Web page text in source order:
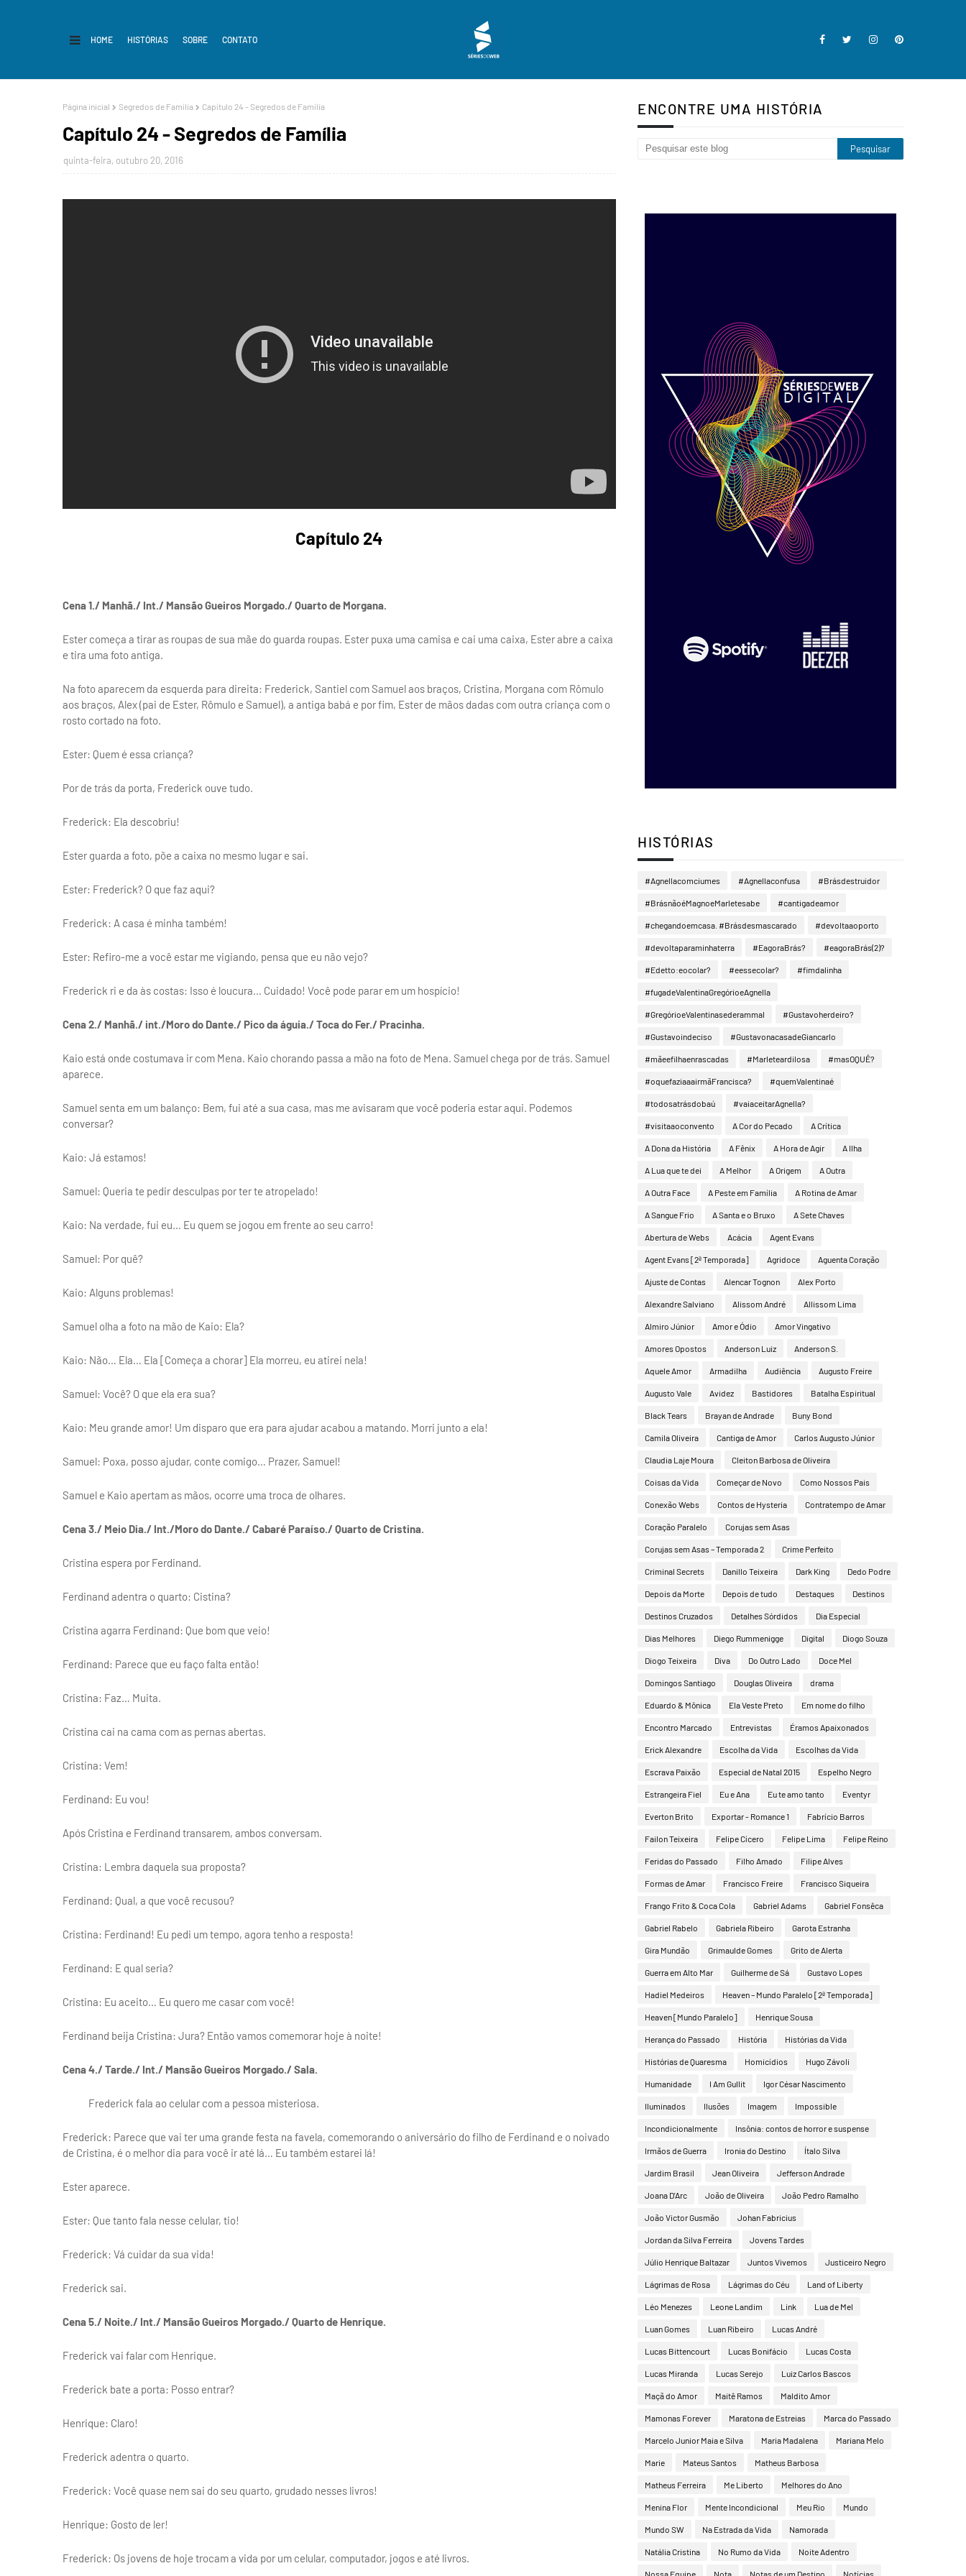
HOME HISTÓRIAS SOBRE CONTATO
Página inicial Segredos de Família Capítulo 24 - Segredos de Família
Capítulo 24 - Segredos de Família
quinta-feira, outubro 20, 2016
Capítulo 24
Cena 1./ Manhã./ Int./ Mansão Gueiros Morgado./ Quarto de Morgana.
Ester começa a tirar as roupas de sua mãe do guarda roupas. Ester puxa uma camisa e cai uma caixa, Ester abre a caixa
e tira uma foto antiga.
Na foto aparecem da esquerda para direita: Frederick, Santiel com Samuel aos braços, Cristina, Morgana com Rômulo
aos braços, Alex (pai de Ester, Rômulo e Samuel), a antiga babá e por fim, Ester de mãos dadas com outra criança com o
rosto cortado na foto.
Ester: Quem é essa criança?
Por de trás da porta, Frederick ouve tudo.
Frederick: Ela descobriu!
Ester guarda a foto, põe a caixa no mesmo lugar e sai.
Ester: Frederick? O que faz aqui?
Frederick: A casa é minha também!
Ester: Refiro-me a você estar me vigiando, pensa que eu não vejo?
Frederick ri e da às costas: Isso é loucura… Cuidado! Você pode parar em um hospício!
Cena 2./ Manhã./ int./Moro do Dante./ Pico da águia./ Toca do Fer./ Pracinha.
Kaio está onde costumava ir com Mena. Kaio chorando passa a mão na foto de Mena. Samuel chega por de trás. Samuel
aparece.
Samuel senta em um balanço: Bem, fui até a sua casa, mas me avisaram que você poderia estar aqui. Podemos
conversar?
Kaio: Já estamos!
Samuel: Queria te pedir desculpas por ter te atropelado!
Kaio: Na verdade, fui eu… Eu quem se jogou em frente ao seu carro!
Samuel: Por quê?
Kaio: Alguns problemas!
Samuel olha a foto na mão de Kaio: Ela?
Kaio: Não… Ela… Ela [Começa a chorar] Ela morreu, eu atirei nela!
Samuel: Você? O que ela era sua?
Kaio: Meu grande amor! Um disparo que era para ajudar acabou a matando. Morri junto a ela!
Samuel: Poxa, posso ajudar, conte comigo… Prazer, Samuel!
Samuel e Kaio apertam as mãos, ocorre uma troca de olhares.
Cena 3./ Meio Dia./ Int./Moro do Dante./ Cabaré Paraíso./ Quarto de Cristina.
Cristina espera por Ferdinand.
Ferdinand adentra o quarto: Cistina?
Cristina agarra Ferdinand: Que bom que veio!
Ferdinand: Parece que eu faço falta então!
Cristina: Faz… Muita.
Cristina cai na cama com as pernas abertas.
Cristina: Vem!
Ferdinand: Eu vou!
Após Cristina e Ferdinand transarem, ambos conversam.
Cristina: Lembra daquela sua proposta?
Ferdinand: Qual, a que você recusou?
Cristina: Ferdinand! Eu pedi um tempo, agora tenho a resposta!
Ferdinand: E qual seria?
Cristina: Eu aceito… Eu quero me casar com você!
Ferdinand beija Cristina: Jura? Então vamos comemorar hoje à noite!
Cena 4./ Tarde./ Int./ Mansão Gueiros Morgado./ Sala.
Frederick fala ao celular com a pessoa misteriosa.
Frederick: Parece que vai ter uma grande festa na favela, comemorando o aniversário do filho de Ferdinand e o noivado
de Cristina, é o melhor dia para você ir até lá… Eu também estarei lá!
Ester aparece.
Ester: Que tanto fala nesse celular, tio!
Frederick: Vá cuidar da sua vida!
Frederick sai.
Cena 5./ Noite./ Int./ Mansão Gueiros Morgado./ Quarto de Henrique.
Frederick vai falar com Henrique.
Frederick bate a porta: Posso entrar?
Henrique: Claro!
Frederick adentra o quarto.
Frederick: Você quase nem sai do seu quarto, grudado nesses livros!
Henrique: Gosto de ler!
Frederick: Os jovens de hoje trocam a vida por um celular, computador, jogos e até livros.
ENCONTRE UMA HISTÓRIA
HISTÓRIAS
#Agnellacomciumes #Agnellaconfusa #Brásdestruidor
#BrásnãoéMagnoeMarletesabe #cantigadeamor
#chegandoemcasa. #Brásdesmascarado #devoltaaoporto
#devoltaparaminhaterra #EagoraBrás? #eagoraBrás(2)?
#Edetto:eocolar? #eessecolar? #fimdalinha
#fugadeValentinaGregórioeAgnella
#GregórioeValentinasederammal #Gustavoherdeiro?
#Gustavoindeciso #GustavonacasadeGiancarlo
#mãeefilhaenrascadas #Marleteardilosa #masOQUÊ?
#oquefaziaaairmãFrancisca? #quemValentinaé
#todosatrásdobaú #vaiaceitarAgnella?
#visitaaoconvento A Cor do Pecado A Crítica
A Dona da História A Fênix A Hora de Agir A Ilha
A Lua que te dei A Melhor A Origem A Outra
A Outra Face A Peste em Família A Rotina de Amar
A Sangue Frio A Santa e o Bruxo A Sete Chaves
Abertura de Webs Acácia Agent Evans
Agent Evans [2ª Temporada] Agridoce Aguenta Coração
Ajuste de Contas Alencar Tognon Alex Porto
Alexandre Salviano Alissom André Allissom Lima
Almiro Júnior Amor e Ódio Amor Vingativo
Amores Opostos Anderson Luiz Anderson S.
Aquele Amor Armadilha Audiência Augusto Freire
Augusto Vale Avidez Bastidores Batalha Espiritual
Black Tears Brayan de Andrade Buny Bond
Camila Oliveira Cantiga de Amor Carlos Augusto Júnior
Claudia Laje Moura Cleiton Barbosa de Oliveira
Coisas da Vida Começar de Novo Como Nossos Pais
Conexão Webs Contos de Hysteria Contratempo de Amar
Coração Paralelo Corujas sem Asas
Corujas sem Asas – Temporada 2 Crime Perfeito
Criminal Secrets Danillo Teixeira Dark King Dedo Podre
Depois da Morte Depois de tudo Destaques Destinos
Destinos Cruzados Detalhes Sórdidos Dia Especial
Dias Melhores Diego Rummenigge Digital Diogo Souza
Diogo Teixeira Diva Do Outro Lado Doce Mel
Domingos Santiago Douglas Oliveira drama
Eduardo & Mônica Ela Veste Preto Em nome do filho
Encontro Marcado Entrevistas Éramos Apaixonados
Erick Alexandre Escolha da Vida Escolhas da Vida
Escrava Paixão Especial de Natal 2015 Espelho Negro
Estrangeira Fiel Eu e Ana Eu te amo tanto Eventyr
Everton Brito Exportar - Romance 1 Fabrício Barros
Failon Teixeira Felipe Cícero Felipe Lima Felipe Reino
Feridas do Passado Filho Amado Filipe Alves
Formas de Amar Francisco Freire Francisco Siqueira
Frango Frito & Coca Cola Gabriel Adams Gabriel Fonsêca
Gabriel Rabelo Gabriela Ribeiro Garota Estranha
Gira Mundão Grimaulde Gomes Grito de Alerta
Guerra em Alto Mar Guilherme de Sá Gustavo Lopes
Hadiel Medeiros Heaven – Mundo Paralelo [2ª Temporada]
Heaven [Mundo Paralelo] Henrique Sousa
Herança do Passado História Histórias da Vida
Histórias de Quaresma Homicídios Hugo Závoli
Humanidade I Am Gullit Igor César Nascimento
Iluminados Ilusões Imagem Impossible
Incondicionalmente Insônia: contos de horror e suspense
Irmãos de Guerra Ironia do Destino Ítalo Silva
Jardim Brasil Jean Oliveira Jefferson Andrade
Joana D'Arc João de Oliveira João Pedro Ramalho
João Victor Gusmão Johan Fabricius
Jordan da Silva Ferreira Jovens Tardes
Júlio Henrique Baltazar Juntos Vivemos Justiceiro Negro
Lágrimas de Rosa Lágrimas do Céu Land of Liberty
Léo Menezes Leone Landim Link Lua de Mel
Luan Gomes Luan Ribeiro Lucas André
Lucas Bittencourt Lucas Bonifácio Lucas Costa
Lucas Miranda Lucas Serejo Luiz Carlos Bascos
Maçã do Amor Maitê Ramos Maldito Amor
Mamonas Forever Maratona de Estreias Marca do Passado
Marcelo Junior Maia e Silva Maria Madalena Mariana Melo
Marie Mateus Santos Matheus Barbosa
Matheus Ferreira Me Liberto Melhores do Ano
Menina Flor Mente Incondicional Meu Rio Mundo
Mundo SW Na Estrada da Vida Namorada
Natália Cristina No Rumo da Vida Noite Adentro
Nossa Equipe Nota Notas de um Destino Notícias